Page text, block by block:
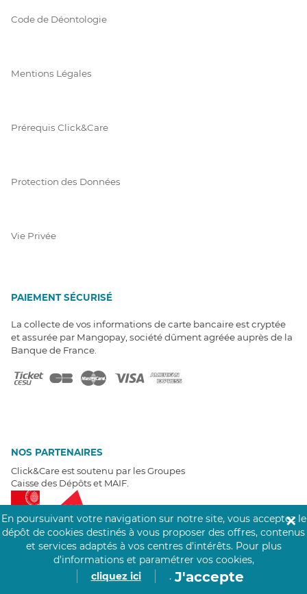
Code de Déontologie
Mentions Légales
Prérequis Click&Care
Protection des Données
Vie Privée
PAIEMENT SÉCURISÉ
La collecte de vos informations de carte bancaire est cryptée
et assurée par Mangopay, société dûment agréée auprès de la
Banque de France.
NOS PARTENAIRES
Click&Care est soutenu par les Groupes
Caisse des Dépôts et MAIF.
EXPERTS À VOTRE ÉCOUTE
Un besoin de recrutement ? Click&Care vous accompagne par
En poursuivant votre navigation sur notre site, vous acceptez le
dépôt de cookies destinés à vous proposer des offres, contenus
et services adaptés à vos centres d’intérêts. Pour plus
d’informations et paramétrer vos cookies,
cliquez ici
. J'accepte
✕